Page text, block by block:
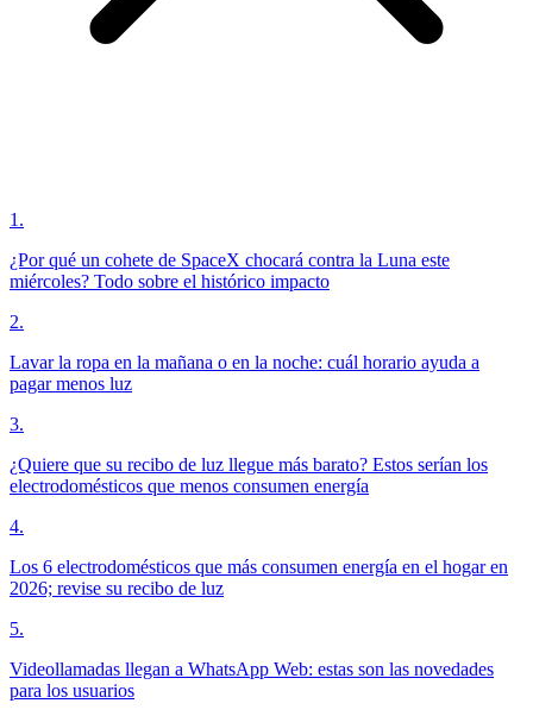
1 .
¿Por qué un cohete de SpaceX chocará contra la Luna este
miércoles? Todo sobre el histórico impacto
2.
Lavar la ropa en la mañana o en la noche: cuál horario ayuda a
pagar menos luz
3.
¿Quiere que su recibo de luz llegue más barato? Estos serían los
electrodomésticos que menos consumen energía
4.
Los 6 electrodomésticos que más consumen energía en el hogar en
2026; revise su recibo de luz
5.
Videollamadas llegan a WhatsApp Web: estas son las novedades
para los usuarios